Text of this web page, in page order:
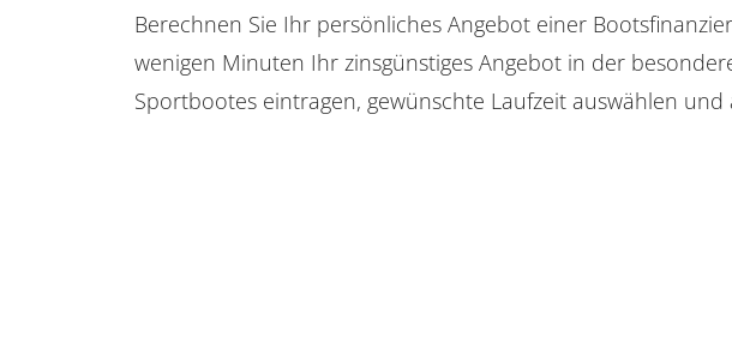
Berechnen Sie Ihr persönliches Angebot einer
wenigen Minuten Ihr zinsgünstiges Angebot in der
Sportbootes eintragen, gewünschte Laufzeit auswählen und